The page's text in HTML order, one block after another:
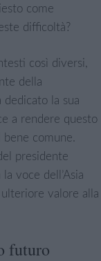
come
difficoltà?
così diversi,
della
dedicato la sua
a rendere questo
comune.
presidente
voce dell’Asia
valore alla
futuro